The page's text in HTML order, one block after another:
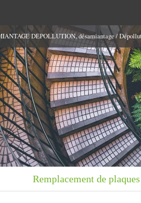
DEPOLLUTION, désamiantage /
Remplacement de